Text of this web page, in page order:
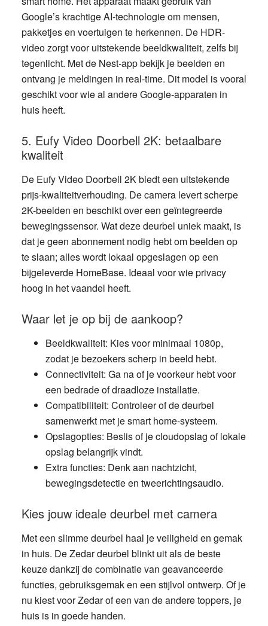
Google’s krachtige AI-technologie om mensen,
pakketjes en voertuigen te herkennen. De HDR-
video zorgt voor uitstekende beeldkwaliteit, zelfs bij
tegenlicht. Met de Nest-app bekijk je beelden en
ontvang je meldingen in real-time. Dit model is vooral
geschikt voor wie al andere Google-apparaten in
huis heeft.
5. Eufy Video Doorbell 2K: betaalbare
kwaliteit
De Eufy Video Doorbell 2Kbiedt een uitstekende
prijs-kwaliteitverhouding. De camera levert scherpe
2K-beelden en beschikt over een geïntegreerde
bewegingssensor. Wat deze deurbel uniek maakt, is
dat je geen abonnement nodig hebt om beelden op
te slaan; alles wordt lokaal opgeslagen op een
bijgeleverde HomeBase. Ideaal voor wie privacy
hoog in het vaandel heeft.
Waar let je op bij de aankoop?
Beeldkwaliteit: Kies voor minimaal 1080p,
zodat je bezoekers scherp in beeld hebt.
Connectiviteit: Ga na of je voorkeur hebt voor
een bedrade of draadloze installatie.
Compatibiliteit: Controleer of de deurbel
samenwerkt met je smart home-systeem.
Opslagopties: Beslis of je cloudopslag of lokale
opslag belangrijk vindt.
Extra functies: Denk aan nachtzicht,
bewegingsdetectie en tweerichtingsaudio.
Kies jouw ideale deurbel met camera
Met een slimme deurbel haal je veiligheid en gemak
in huis. DeZedar deurbel blinkt uit als de beste
keuze dankzij de combinatie van geavanceerde
functies, gebruiksgemak en een stijlvol ontwerp. Of je
nu kiest voor Zedar of een van de andere toppers, je
huis is in goede handen.